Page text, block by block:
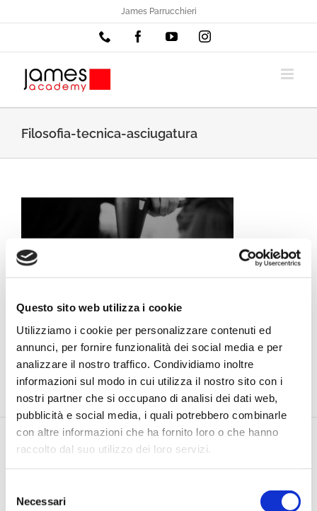
Questo sito web utilizza i cookie
Utilizziamo i cookie per personalizzare contenuti ed
annunci, per fornire funzionalità dei social media e per
analizzare il nostro traffico. Condividiamo inoltre
informazioni sul modo in cui utilizza il nostro sito con i
nostri partner che si occupano di analisi dei dati web,
pubblicità e social media, i quali potrebbero combinarle
con altre informazioni che ha fornito loro o che hanno
raccolto dal suo utilizzo dei loro servizi.
delNecessari
al
James Parrucchieri
Phone FacebookYouTubeInstagram
Filosofia-tecnica-asciugatura